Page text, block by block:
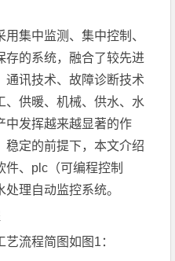
集中监测、集中控制、
存的系统，融合了较先进
通讯技术、故障诊断技术
、供暖、机械、供水、水
中发挥越来越显著的作
稳定的前提下，本文介绍
件、plc（可编程控制
理自动监控系统。
流程简图如图1：